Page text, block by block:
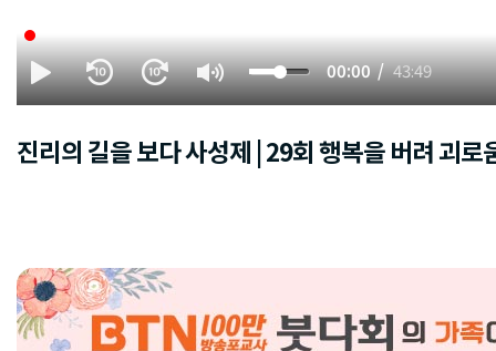
00:00 43:49
진리의 길을 보다 사성제 | 29회 행복을 버려 괴로